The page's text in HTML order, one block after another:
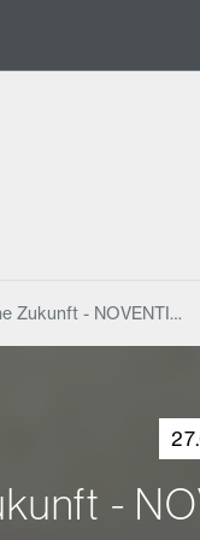
Zukunft - NOVENTI…
-